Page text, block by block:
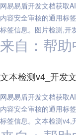
网易易盾开发文档获取
内容安全审核的通用标
标签信息。图片检测,开
来自：帮
文本检测v4_开发
网易易盾开发文档获取
内容安全审核的通用标
标签信息。文本检测v4,